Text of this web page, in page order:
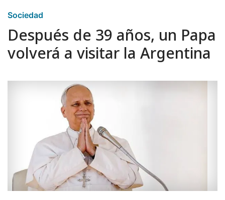
Sociedad
Después de 39 años, un Papa
volverá a visitar la Argentina